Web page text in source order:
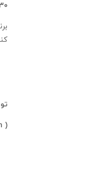
( Rate of Perceived Exertion)RPE